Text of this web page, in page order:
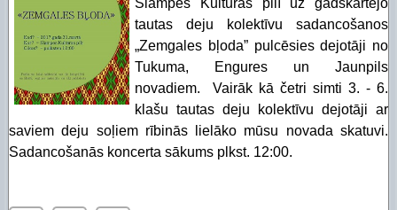
tautas deju kolektīvu sadancošanos
„Zemgales bļoda” pulcēsies dejotāji no
Tukuma, Engures un Jaunpils
novadiem. Vairāk kā četri simti 3. - 6.
klašu tautas deju kolektīvu dejotāji ar
saviem deju soļiem rībinās lielāko mūsu novada skatuvi.
Sadancošanās koncerta sākums plkst. 12:00.